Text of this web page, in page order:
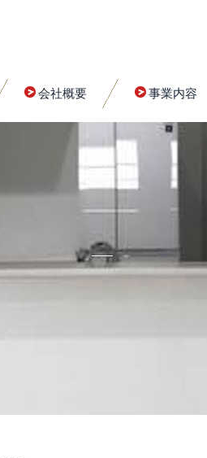
会社概要 事業内容